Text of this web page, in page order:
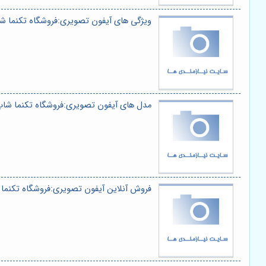
ویژگی های آیفون تصویری:فروشگاه تکنما
مدل های آیفون تصویری:فروشگاه تکنما
فروش آنلاین آیفون تصویری:فروشگاه